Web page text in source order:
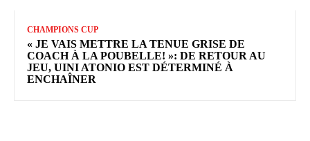
CHAMPIONS CUP
« JE VAIS METTRE LA TENUE GRISE DE
COACH À LA POUBELLE! »: DE RETOUR AU
JEU, UINI ATONIO EST DÉTERMINÉ À
ENCHAÎNER